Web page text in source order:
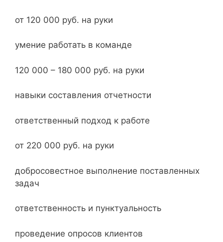
от 120 000 руб. на руки
умение работать в команде
120 000 – 180 000 руб. на руки
навыки составления отчетности
ответственный подход к работе
от 220 000 руб. на руки
добросовестное выполнение поставленных
задач
ответственность и пунктуальность
проведение опросов клиентов